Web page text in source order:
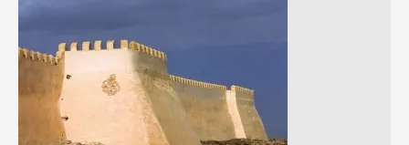
Golfové
tréningové
centrum
Golfové
tréningové
Lé
Médina
Le
Médina